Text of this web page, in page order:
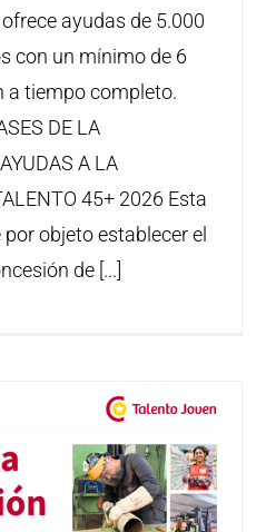
ayudas de 5.000
con un mínimo de 6
a tiempo completo.
DE LA
A LA
45+ 2026 Esta
objeto establecer el
de [...]